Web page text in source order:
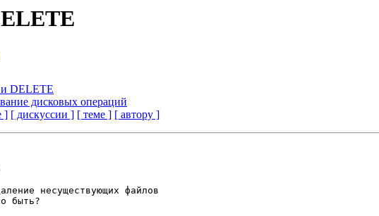
DELETE
дисковых операций
] [ дискуссии ] [ теме ] [ автору ]
несуществующих файлов
быть?